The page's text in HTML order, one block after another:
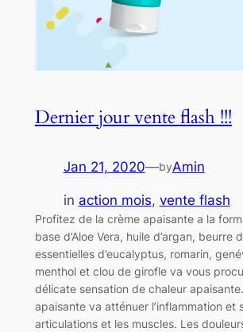
Dernier jour vente flash !!!
Jan 21, 2020—byAmin
in action mois, vente flash
Profitez de la crème apaisante a la
base d’Aloe Vera, huile d’argan, beurre
essentielles d’eucalyptus, romarin,
menthol et clou de girofle va vous
délicate sensation de chaleur
apaisante va atténuer l’inflammation et
articulations et les muscles. Les